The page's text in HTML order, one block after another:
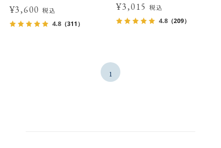
¥3,600税込
4.8（311）
¥3,015 税込
4.8 （209）
1